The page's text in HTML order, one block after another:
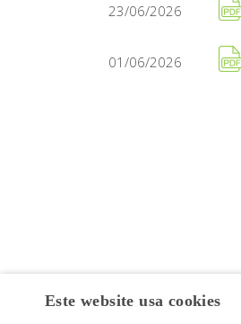
23/06/2026
01/06/2026
Este website usa cookies